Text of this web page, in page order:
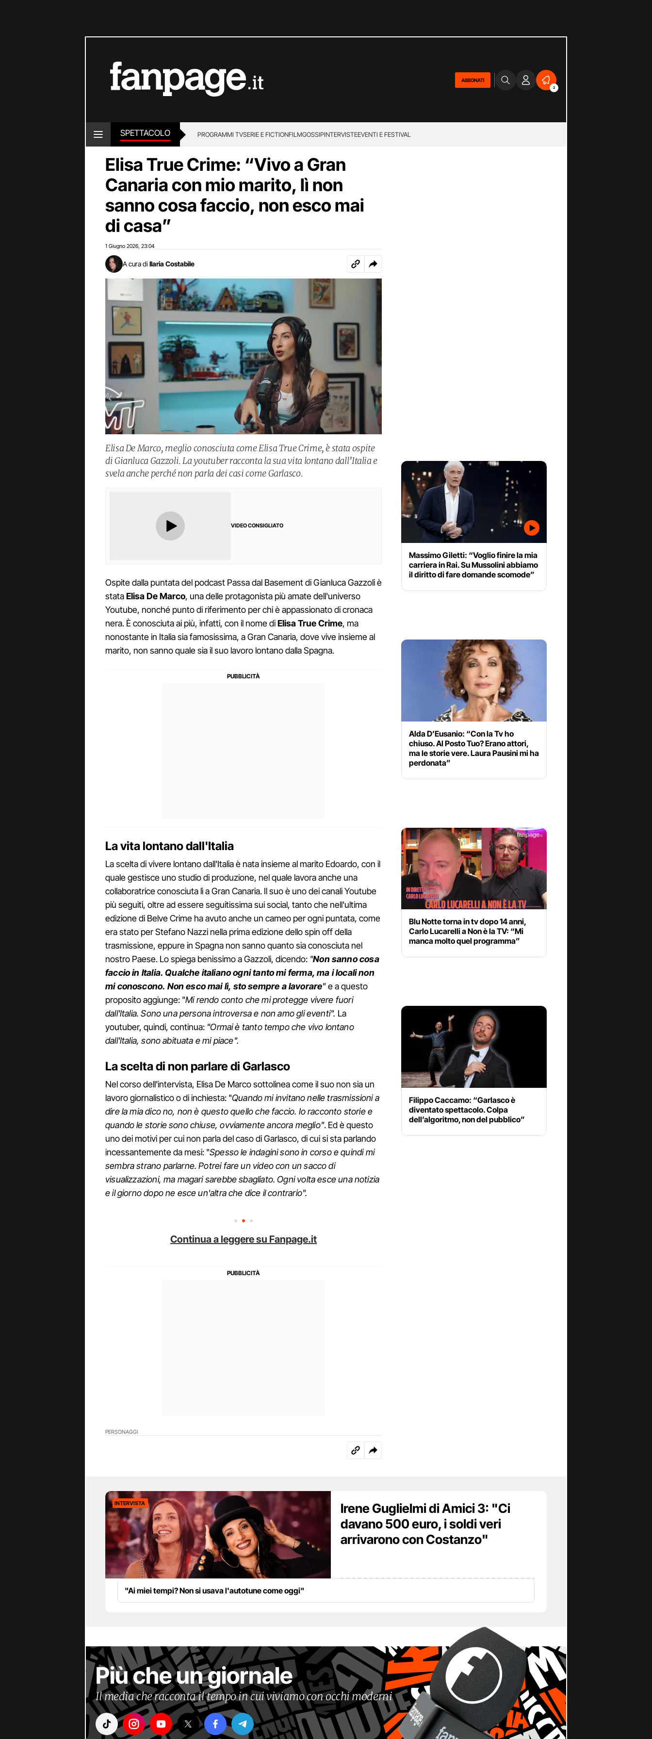
ABBONATI
2
SPETTACOLO PROGRAMMI TVSERIE E FICTIONFILMGOSSIPINTERVISTEEVENTI E FESTIVAL
Elisa True Crime: “Vivo a Gran
Canaria con mio marito, lì non
sanno cosa faccio, non esco mai
di casa”
1 Giugno 2026 23:04
A cura di Ilaria Costabile
Elisa De Marco, meglio conosciuta come Elisa True Crime, è stata ospite
di Gianluca Gazzoli. La youtuber racconta la sua vita lontano dall’Italia e
svela anche perché non parla dei casi come Garlasco.
VIDEO CONSIGLIATO
Ospite dalla puntata del podcast Passa dal Basement di Gianluca Gazzoli è
stataElisa De Marco, una delle protagonista più amate dell'universo
Youtube, nonché punto di riferimento per chi è appassionato di cronaca
nera. È conosciuta ai più, infatti, con il nome diElisa True Crime, ma
nonostante in Italia sia famosissima, a Gran Canaria, dove vive insieme al
marito, non sanno quale sia il suo lavoro lontano dalla Spagna.
La vita lontano dall'Italia
La scelta di vivere lontano dall'Italia è nata insieme al marito Edoardo, con il
quale gestisce uno studio di produzione, nel quale lavora anche una
collaboratrice conosciuta lì a Gran Canaria. Il suo è uno dei canali Youtube
più seguiti, oltre ad essere seguitissima sui social, tanto che nell'ultima
edizione di Belve Crime ha avuto anche un cameo per ogni puntata, come
era stato per Stefano Nazzi nella prima edizione dello spin off della
trasmissione, eppure in Spagna non sanno quanto sia conosciuta nel
nostro Paese. Lo spiega benissimo a Gazzoli, dicendo: "Non sanno cosa
faccio in Italia. Qualche italiano ogni tanto mi ferma, ma i locali non
mi conoscono. Non esco mai lì, sto sempre a lavorare"e a questo
proposito aggiunge: "Mi rendo conto che mi protegge vivere fuori
dall'Italia. Sono una persona introversa e non amo gli eventi". La
youtuber, quindi, continua: "Ormai è tanto tempo che vivo lontano
dall'Italia, sono abituata e mi piace".
La scelta di non parlare di Garlasco
Nel corso dell'intervista, Elisa De Marco sottolinea come il suo non sia un
lavoro giornalistico o di inchiesta: "Quando mi invitano nelle trasmissioni a
dire la mia dico no, non è questo quello che faccio. Io racconto storie e
quando le storie sono chiuse, ovviamente ancora meglio". Ed è questo
uno dei motivi per cui non parla del caso di Garlasco, di cui si sta parlando
incessantemente da mesi: "Spesso le indagini sono in corso e quindi mi
sembra strano parlarne. Potrei fare un video con un sacco di
visualizzazioni, ma magari sarebbe sbagliato. Ogni volta esce una notizia
e il giorno dopo ne esce un'altra che dice il contrario".
Continua a leggere su Fanpage.it
PERSONAGGI
Massimo Giletti: “Voglio finire la mia
carriera in Rai. Su Mussolini abbiamo
il diritto di fare domande scomode”
Alda D’Eusanio: “Con la Tv ho
chiuso. Al Posto Tuo? Erano attori,
ma le storie vere. Laura Pausini mi ha
perdonata”
Blu Notte torna in tv dopo 14 anni,
Carlo Lucarelli a Non è la TV: “Mi
manca molto quel programma”
Filippo Caccamo: “Garlasco è
diventato spettacolo. Colpa
dell’algoritmo, non del pubblico”
INTERVISTA
Irene Guglielmi di Amici 3: "Ci
davano 500 euro, i soldi veri
arrivarono con Costanzo"
"Ai miei tempi? Non si usava l'autotune come oggi"
Più che un giornale
Il media che racconta il tempo in cui viviamo con occhi moderni